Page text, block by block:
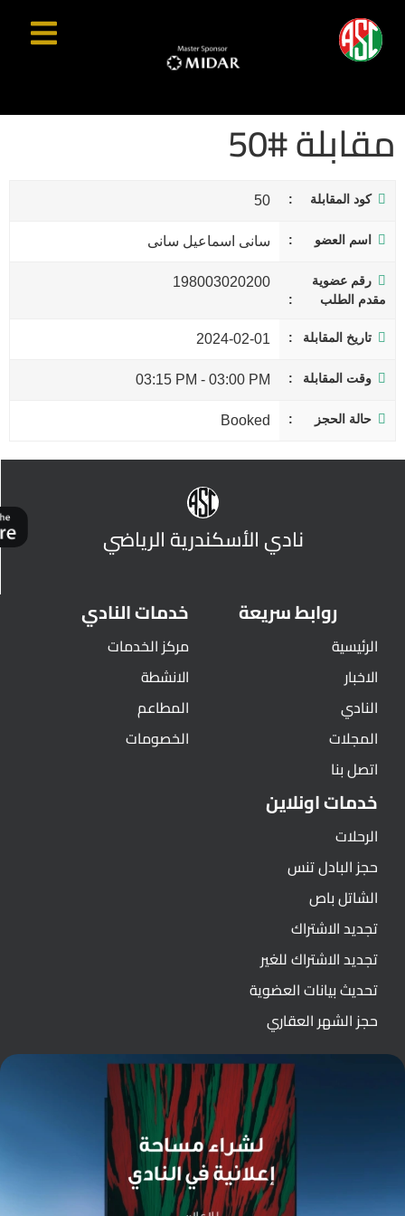
مقابلة #50
كود المقابلة 50
اسم العضو سانى اسماعيل سانى
رقم عضوية
مقدم الطلب
198003020200
تاريخ المقابلة 2024-02-01
وقت المقابلة 03:00 PM
-
03:15 PM
حالة الحجز Booked
نادي الأسكندرية الرياضي
روابط سريعة
الرئيسية
الاخبار
النادي
المجلات
اتصل بنا
خدمات النادي
مركز الخدمات
الانشطة
المطاعم
الخصومات
خدمات اونلاين
الرحلات
حجز البادل تنس
الشاتل باص
تجديد الاشتراك
تجديد الاشتراك للغير
تحديث بيانات العضوية
حجز الشهر العقاري